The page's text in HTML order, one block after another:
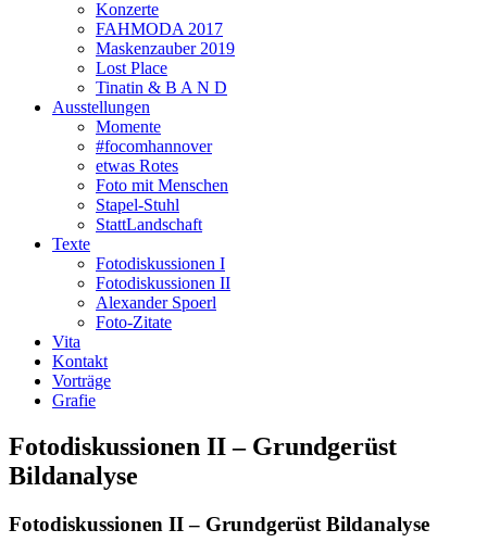
Konzerte
FAHMODA 2017
Maskenzauber 2019
Lost Place
Tinatin & B A N D
Ausstellungen
Momente
#focomhannover
etwas Rotes
Foto mit Menschen
Stapel-Stuhl
StattLandschaft
Texte
Fotodiskussionen I
Fotodiskussionen II
Alexander Spoerl
Foto-Zitate
Vita
Kontakt
Vorträge
Grafie
Fotodiskussionen II – Grundgerüst
Bildanalyse
Fotodiskussionen II – Grundgerüst Bildanalyse